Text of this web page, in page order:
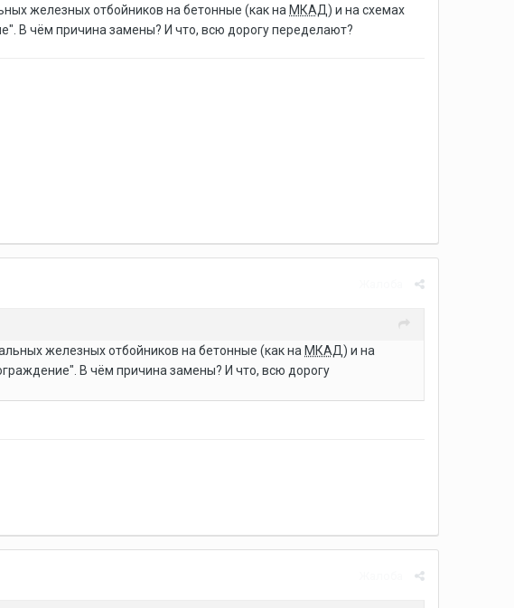
железных отбойников на бетонные (как на МКАД ) и на схемах
В чём причина замены? И что, всю дорогу переделают?
железных отбойников на бетонные (как на МКАД ) и на
В чём причина замены? И что, всю дорогу